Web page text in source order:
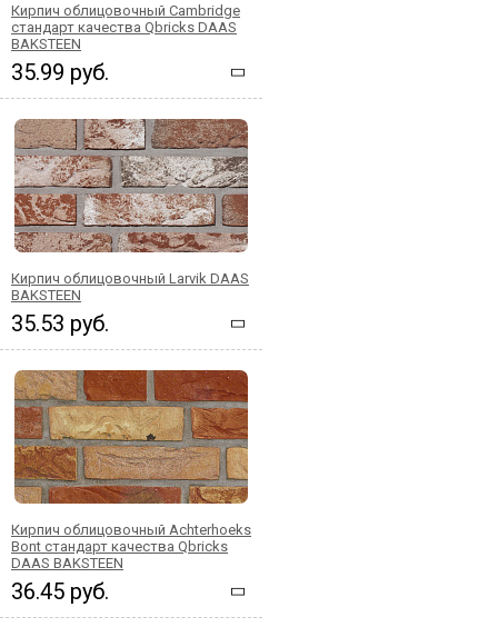
Кирпич облицовочный Cambridge
стандарт качества Qbricks DAAS
BAKSTEEN
35.99 руб.
Кирпич облицовочный Larvik DAAS
BAKSTEEN
35.53 руб.
Кирпич облицовочный Achterhoeks
Bont стандарт качества Qbricks
DAAS BAKSTEEN
36.45 руб.